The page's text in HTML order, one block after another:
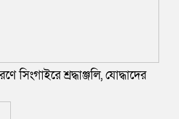
সিংগাইরে শ্রদ্ধাঞ্জলি, যোদ্ধাদের